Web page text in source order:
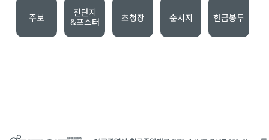
주보
전단지
&포스터
초청장 순서지 헌금봉투